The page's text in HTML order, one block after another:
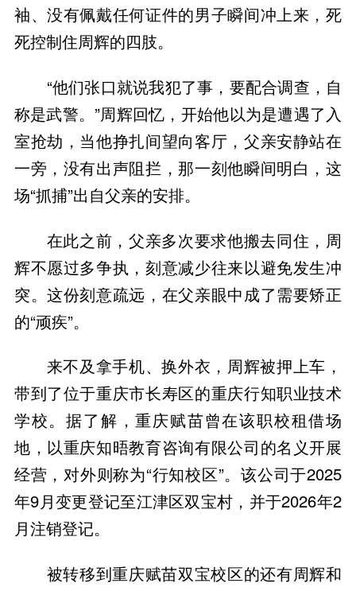
袖、没有佩戴任何证件的男子瞬间冲上来，死
死控制住周辉的四肢。
“他们张口就说我犯了事，要配合调查，自
称是武警。”周辉回忆，开始他以为是遭遇了入
室抢劫，当他挣扎间望向客厅，父亲安静站在
一旁，没有出声阻拦，那一刻他瞬间明白，这
场“抓捕”出自父亲的安排。
在此之前，父亲多次要求他搬去同住，周
辉不愿过多争执，刻意减少往来以避免发生冲
突。这份刻意疏远，在父亲眼中成了需要矫正
的“顽疾”。
来不及拿手机、换外衣，周辉被押上车，
带到了位于重庆市长寿区的重庆行知职业技术
学校。据了解，重庆赋苗曾在该职校租借场
地，以重庆知晤教育咨询有限公司的名义开展
经营，对外则称为“行知校区”。该公司于2025
年9月变更登记至江津区双宝村，并于2026年2
月注销登记。
被转移到重庆赋苗双宝校区的还有周辉和